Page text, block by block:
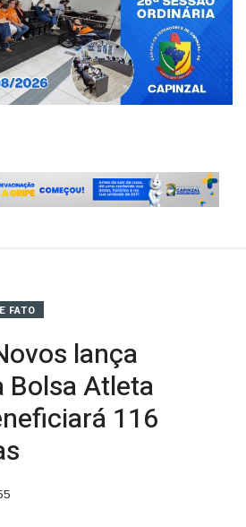
FATO
lança
Bolsa Atleta
116